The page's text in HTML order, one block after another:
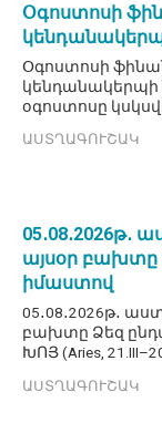
Օգոստոսի
Օգոստոսի
կենդանակերպի
օգոստոսը
ԱՍՏՂԱԳՈՒՇԱԿ
05․08․2026թ․
այսօր բախտը
իմաստով
05․08․2026թ․
բախտը Ձեզ
ԽՈՅ (Aries,
ԱՍՏՂԱԳՈՒՇԱԿ